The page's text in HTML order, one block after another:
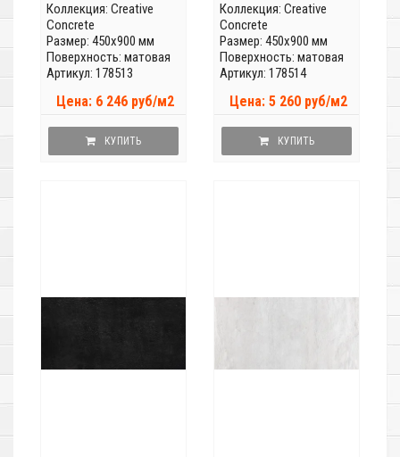
Коллекция: Creative
Concrete
Размер: 450x900 мм
Поверхность: матовая
Артикул: 178513
Цена: 6 246 руб/м2
КУПИТЬ
Коллекция: Creative
Concrete
Размер: 450x900 мм
Поверхность: матовая
Артикул: 178514
Цена: 5 260 руб/м2
КУПИТЬ